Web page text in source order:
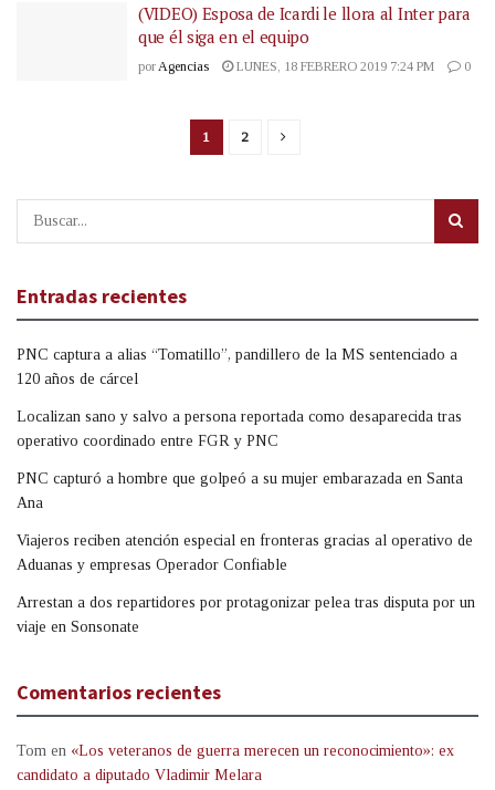
(VIDEO) Esposa de Icardi le llora al Inter para
que él siga en el equipo
por Agencias LUNES, 18 FEBRERO 2019 7:24 PM 0
1 2
Entradas recientes
PNC captura a alias “Tomatillo”, pandillero de la MS sentenciado a
120 años de cárcel
Localizan sano y salvo a persona reportada como desaparecida tras
operativo coordinado entre FGR y PNC
PNC capturó a hombre que golpeó a su mujer embarazada en Santa
Ana
Viajeros reciben atención especial en fronteras gracias al operativo de
Aduanas y empresas Operador Confiable
Arrestan a dos repartidores por protagonizar pelea tras disputa por un
viaje en Sonsonate
Comentarios recientes
Tom en «Los veteranos de guerra merecen un reconocimiento»: ex
candidato a diputado Vladimir Melara